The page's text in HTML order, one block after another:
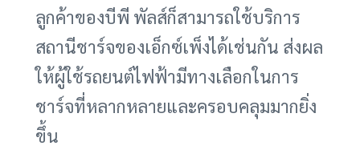
ลูกค้าของบีพี พัลส์ก็สามารถใช้บริการ
สถานีชาร์จของเอ็กซ์เพ็งได้เช่นกัน ส่งผล
ให้ผู้ใช้รถยนต์ไฟฟ้ามีทางเลือกในการ
ชาร์จที่หลากหลายและครอบคลุมมากยิ่ง
ขึ้น